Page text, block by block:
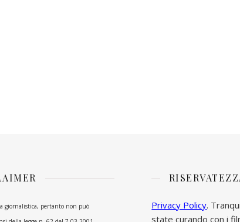
giornalistica, pertanto non può
Privacy Policy.
state curando con i